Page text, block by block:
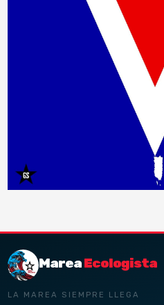
MareaEcologista
LA MAREA SIEMPRE LLEGA